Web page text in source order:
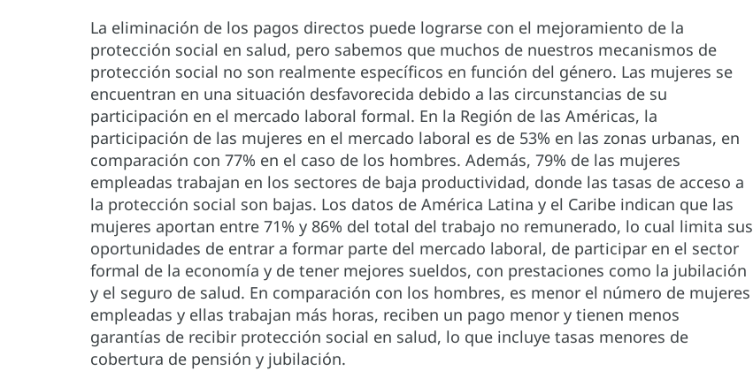
La eliminación de los pagos directos puede lograrse con el mejoramiento de la
protección social en salud, pero sabemos que muchos de nuestros mecanismos de
protección social no son realmente específicos en función del género. Las mujeres se
encuentran en una situación desfavorecida debido a las circunstancias de su
participación en el mercado laboral formal. En la Región de las Américas, la
participación de las mujeres en el mercado laboral es de 53% en las zonas urbanas, en
comparación con 77% en el caso de los hombres. Además, 79% de las mujeres
empleadas trabajan en los sectores de baja productividad, donde las tasas de acceso a
la protección social son bajas. Los datos de América Latina y el Caribe indican que las
mujeres aportan entre 71% y 86% del total del trabajo no remunerado, lo cual limita sus
oportunidades de entrar a formar parte del mercado laboral, de participar en el sector
formal de la economía y de tener mejores sueldos, con prestaciones como la jubilación
y el seguro de salud. En comparación con los hombres, es menor el número de mujeres
empleadas y ellas trabajan más horas, reciben un pago menor y tienen menos
garantías de recibir protección social en salud, lo que incluye tasas menores de
cobertura de pensión y jubilación.